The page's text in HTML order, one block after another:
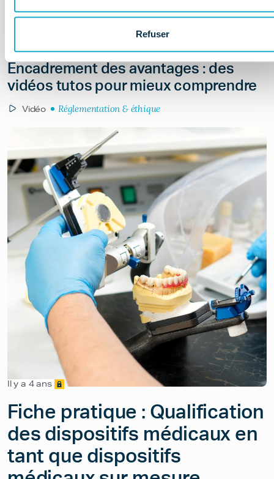
Refuser
Encadrement des avantages : des
vidéos tutos pour mieux comprendre
Vidéo Réglementation & éthique
Il y a 4 ans
Fiche pratique : Qualification
des dispositifs médicaux en
tant que dispositifs